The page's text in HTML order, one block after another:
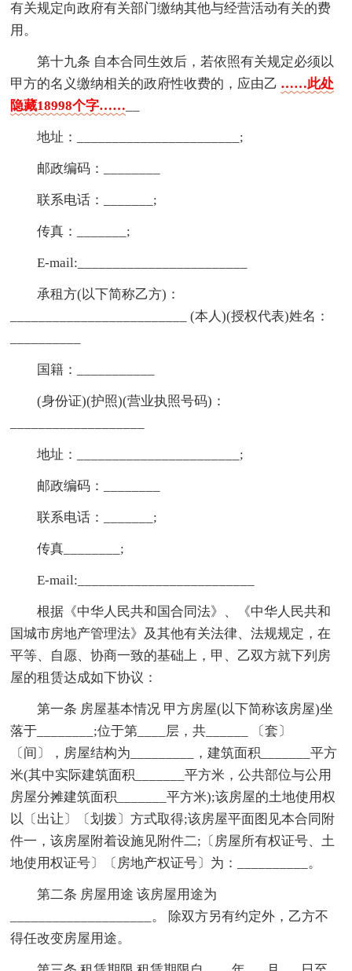
有关规定向政府有关部门缴纳其他与经营活动有关的费
用。
第十九条 自本合同生效后，若依照有关规定必须以
甲方的名义缴纳相关的政府性收费的，应由乙 ……此处
隐藏18998个字……
地址：_______________________;
邮政编码：________
联系电话：_______;
传真：_______;
E-mail:________________________
承租方(以下简称乙方)：
_________________________ (本人)(授权代表)姓名：
国籍：___________
(身份证)(护照)(营业执照号码)：
地址：_______________________;
邮政编码：________
联系电话：_______;
传真________;
E-mail:_________________________
根据《中华人民共和国合同法》、《中华人民共和
国城市房地产管理法》及其他有关法律、法规规定，在
平等、自愿、协商一致的基础上，甲、乙双方就下列房
屋的租赁达成如下协议：
第一条 房屋基本情况 甲方房屋(以下简称该房屋)坐
落于________;位于第____层，共______ 〔套〕
〔间〕，房屋结构为_________，建筑面积_______平方
米(其中实际建筑面积_______平方米，公共部位与公用
房屋分摊建筑面积_______平方米);该房屋的土地使用权
以〔出让〕〔划拨〕方式取得;该房屋平面图见本合同附
件一，该房屋附着设施见附件二;〔房屋所有权证号、土
地使用权证号〕〔房地产权证号〕为：__________。
第二条 房屋用途 该房屋用途为
____________________。 除双方另有约定外，乙方不
得任改变房屋用途。